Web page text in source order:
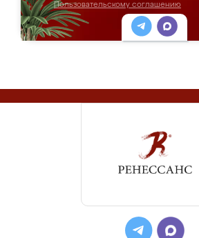
Пользовательскому соглашению